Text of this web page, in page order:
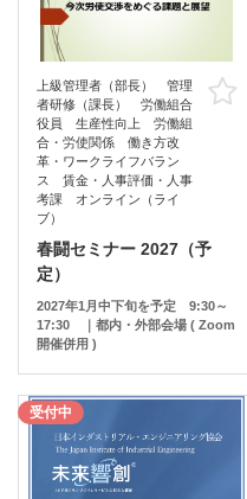
上級管理者（部長） 管理
者研修（課長） 労働組合
役員 生産性向上 労働組
合・労使関係 働き方改
革・ワークライフバラン
ス 賃金・人事評価・人事
考課 オンライン（ライ
ブ）
春闘セミナー 2027（予
定）
2027年1月中下旬を予定 9:30～
17:30 ｜都内・外部会場 ( Zoom
開催併用 )
受付中